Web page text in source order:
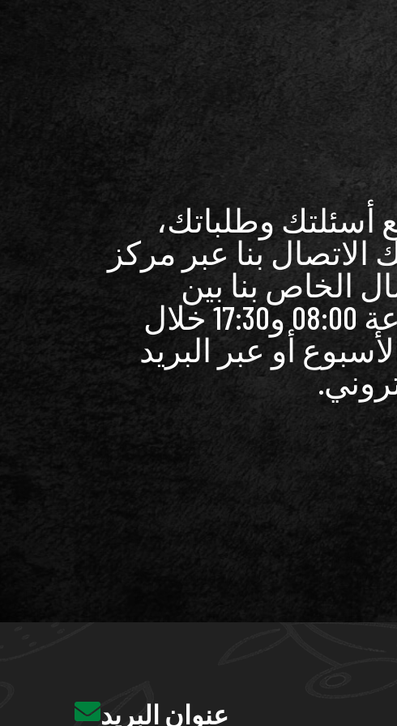
أسئلتك وطلباتك،
الاتصال بنا عبر مركز
الخاص بنا بين
الساعة 08:00 و17:30 خلال
أو عبر البريد
عنوان البريد